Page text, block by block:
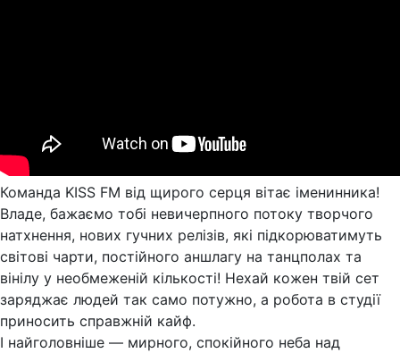
Команда KISS FM від щирого серця вітає іменинника!
Владе, бажаємо тобі невичерпного потоку творчого
натхнення, нових гучних релізів, які підкорюватимуть
світові чарти, постійного аншлагу на танцполах та
вінілу у необмеженій кількості! Нехай кожен твій сет
заряджає людей так само потужно, а робота в студії
приносить справжній кайф.
І найголовніше — мирного, спокійного неба над